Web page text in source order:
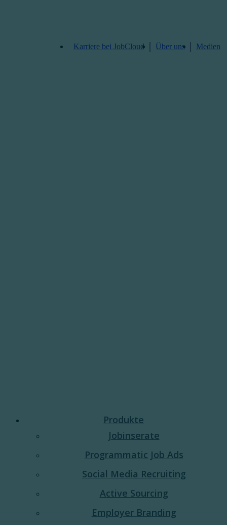
Karriere bei JobCloud​ Über uns Medien
Produkte
Jobinserate
Programmatic Job Ads
Social Media Recruiting
Active Sourcing
Employer Branding